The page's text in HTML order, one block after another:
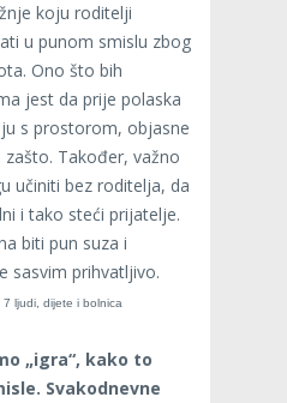
koju roditelji
u punom smislu zbog
Ono što bih
jest da prije polaska
s prostorom, objasne
Također, važno
učiniti bez roditelja, da
i tako steći prijatelje.
biti pun suza i
sasvim prihvatljivo.
„igra“, kako to
Svakodnevne